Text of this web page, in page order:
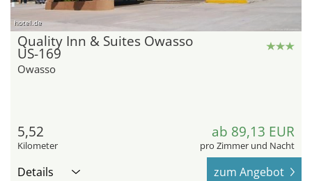
hotel.de
Quality Inn & Suites Owasso
US-169
Owasso
5,52
Kilometer
ab 89,13 EUR
pro Zimmer und Nacht
Details zum Angebot